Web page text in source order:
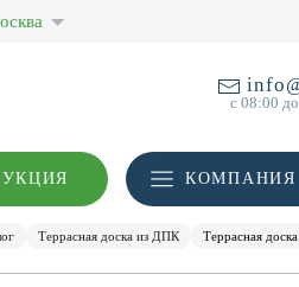
с 08:00
КОМПАНИЯ
Террасная доска из ДПК Террасная